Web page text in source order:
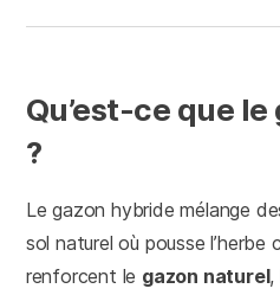
Qu’est-ce que
?
Le gazon hybride mélange
sol naturel où pousse l’herbe
renforcent le gazon naturel,